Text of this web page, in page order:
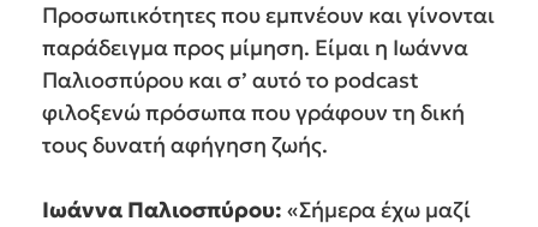
Προσωπικότητες που εμπνέουν και γίνονται
παράδειγμα προς μίμηση. Είμαι η Ιωάννα
Παλιοσπύρου και σ’ αυτό το podcast
φιλοξενώ πρόσωπα που γράφουν τη δική
τους δυνατή αφήγηση ζωής.
Ιωάννα Παλιοσπύρου: «Σήμερα έχω μαζί